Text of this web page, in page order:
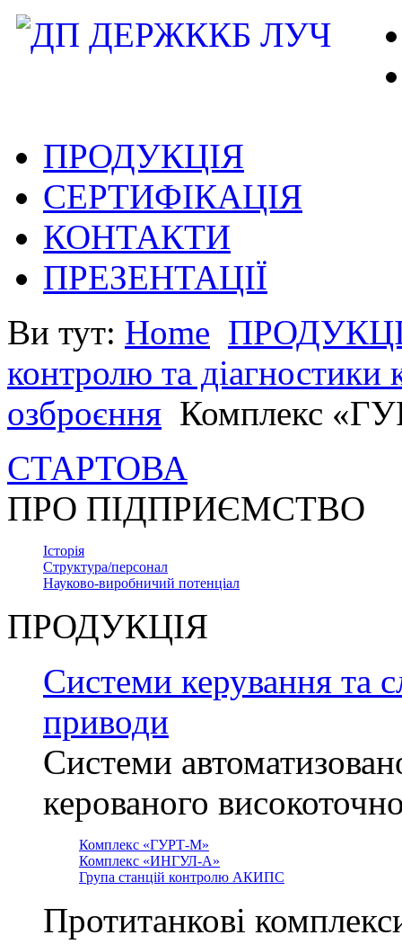
ПРОДУКЦІЯ
СЕРТИФІКАЦІЯ
КОНТАКТИ
ПРЕЗЕНТАЦІЇ
Ви тут: Home
контролю та діагностики
озброєння Комплекс
СТАРТОВА
ПРО ПІДПРИЄМСТВО
Історія
Структура/персонал
Науково-виробничий потенціал
ПРОДУКЦІЯ
Системи керування та
приводи
Системи
керованого
Комплекс «ГУРТ-М»
Комплекс «ИНГУЛ-А»
Група станцій контролю АКИПС
Протитанкові